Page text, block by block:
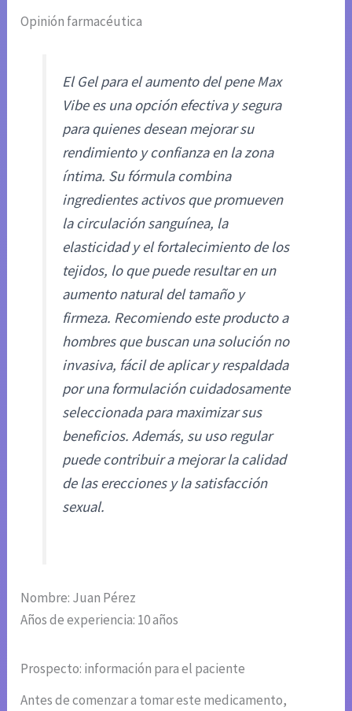
Opinión farmacéutica
El Gel para el aumento del pene Max
Vibe es una opción efectiva y segura
para quienes desean mejorar su
rendimiento y confianza en la zona
íntima. Su fórmula combina
ingredientes activos que promueven
la circulación sanguínea, la
elasticidad y el fortalecimiento de los
tejidos, lo que puede resultar en un
aumento natural del tamaño y
firmeza. Recomiendo este producto a
hombres que buscan una solución no
invasiva, fácil de aplicar y respaldada
por una formulación cuidadosamente
seleccionada para maximizar sus
beneficios. Además, su uso regular
puede contribuir a mejorar la calidad
de las erecciones y la satisfacción
sexual.
Nombre: Juan Pérez
Años de experiencia: 10 años
Prospecto: información para el paciente
Antes de comenzar a tomar este medicamento,